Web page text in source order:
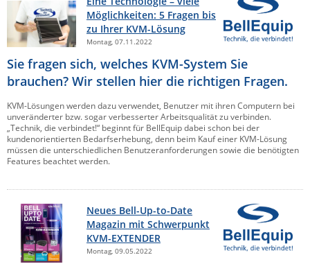
Möglichkeiten: 5 Fragen bis
zu Ihrer KVM-Lösung
Montag, 07.11.2022
Sie fragen sich, welches KVM-System Sie
brauchen? Wir stellen hier die richtigen Fragen.
KVM-Lösungen werden dazu verwendet, Benutzer mit ihren Computern bei
unveränderter bzw. sogar verbesserter Arbeitsqualität zu verbinden.
„Technik, die verbindet!“ beginnt für BellEquip dabei schon bei der
kundenorientierten Bedarfserhebung, denn beim Kauf einer KVM-Lösung
müssen die unterschiedlichen Benutzeranforderungen sowie die benötigten
Features beachtet werden.
Neues Bell-Up-to-Date
Magazin mit Schwerpunkt
KVM-EXTENDER
Montag, 09.05.2022